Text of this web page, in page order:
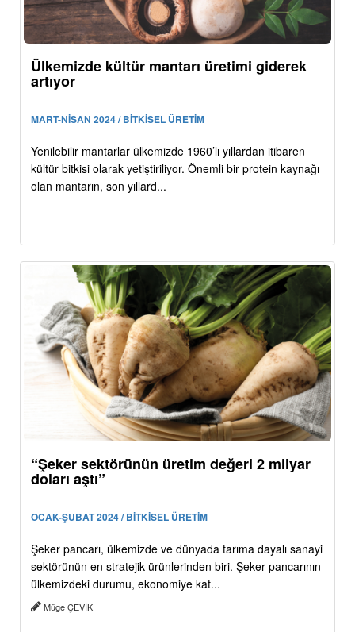
Ülkemizde kültür mantarı üretimi giderek
artıyor
MART-NİSAN 2024 / BİTKİSEL ÜRETİM
Yenilebilir mantarlar ülkemizde 1960’lı yıllardan itibaren
kültür bitkisi olarak yetiştiriliyor. Önemli bir protein kaynağı
olan mantarın, son yıllard...
“Şeker sektörünün üretim değeri 2 milyar
doları aştı”
OCAK-ŞUBAT 2024 / BİTKİSEL ÜRETİM
Şeker pancarı, ülkemizde ve dünyada tarıma dayalı sanayi
sektörünün en stratejik ürünlerinden biri. Şeker pancarının
ülkemizdeki durumu, ekonomiye kat...
Müge ÇEVİK